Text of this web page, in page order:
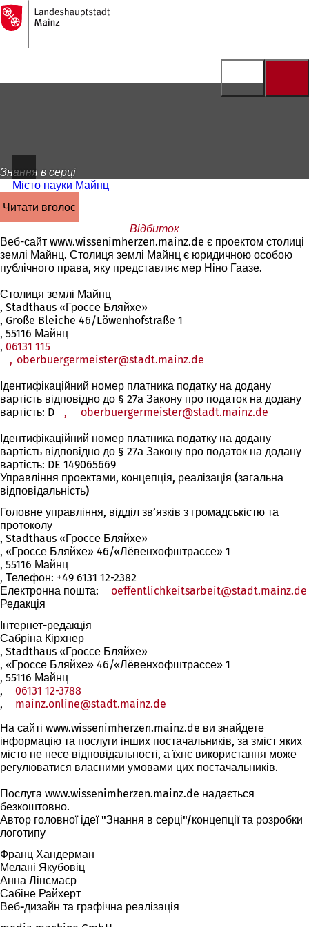
Перейти до змісту
На
головну
сторінку
Знання в серці
Місто науки Майнц
читати вголос
Відбиток
Веб-сайт www.wissenimherzen.mainz.de є проектом столиці
землі Майнц. Столиця землі Майнц є юридичною особою
публічного права, яку представляє мер Ніно Гаазе.
Столиця землі Майнц
, Stadthaus «Гроссе Бляйхе»
, Große Bleiche 46/Löwenhofstraße 1
, 55116 Майнц
, 06131 115
, oberbuergermeister@stadt.mainz.de
Ідентифікаційний номер платника податку на додану
вартість відповідно до § 27а Закону про податок на додану
вартість: D
, oberbuergermeister stadt.mainz de
Ідентифікаційний номер платника податку на додану
вартість відповідно до § 27а Закону про податок на додану
вартість: DE 149065669
Управління проектами, концепція, реалізація (загальна
відповідальність)
Головне управління, відділ зв’язків з громадськістю та
протоколу
, Stadthaus «Гроссе Бляйхе»
, «Гроссе Бляйхе» 46/«Лёвенхофштрассе» 1
, 55116 Майнц
, Телефон: +49 6131 12-2382
Електронна пошта:
oeffentlichkeitsarbeit stadt.mainz de
Редакція
Інтернет-редакція
Сабріна Кірхнер
, Stadthaus «Гроссе Бляйхе»
, «Гроссе Бляйхе» 46/«Лёвенхофштрассе» 1
, 55116 Майнц
,
06131 12-3788
,
mainz.online stadt.mainz de
На сайті www.wissenimherzen.mainz.de ви знайдете
інформацію та послуги інших постачальників, за зміст яких
місто не несе відповідальності, а їхнє використання може
регулюватися власними умовами цих постачальників.
Послуга www.wissenimherzen.mainz.de надається
безкоштовно.
Автор головної ідеї "Знання в серці"/концепції та розробки
логотипу
Франц Хандерман
Мелані Якубовіц
Анна Лінсмаєр
Сабіне Райхерт
Веб-дизайн та графічна реалізація